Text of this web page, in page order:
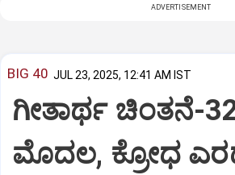
ADVERTISEMENT
BIG 40 JUL 23, 2025, 12:41 AM IST
ಗೀತಾರ್ಥ ಚಿಂತನೆ-
ಮೊದಲ, ಕ್ರೋಧ